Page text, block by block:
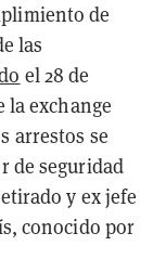
de
las
el 28 de
exchange
arrestos se
de seguridad
y ex jefe
conocido por